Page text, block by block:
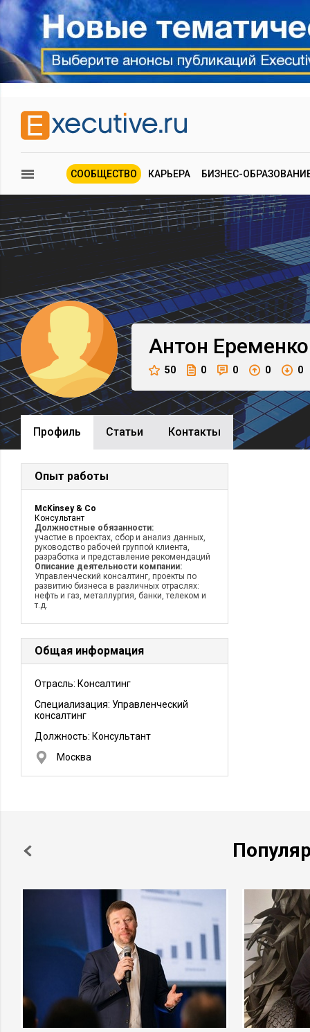
СООБЩЕСТВО КАРЬЕРА БИЗНЕС-
Антон Еременко
50 0 0 0 0
Профиль Cтатьи Контакты
Опыт работы
McKinsey & Co
Консультант
Должностные обязанности:
участие в проектах, сбор и анализ данных,
руководство рабочей группой клиента,
разработка и представление рекомендаций
Описание деятельности компании:
Управленческий консалтинг, проекты по
развитию бизнеса в различных отраслях:
нефть и газ, металлургия, банки, телеком и
т.д.
Общая информация
Отрасль: Консалтинг
Специализация: Управленческий
консалтинг
Должность: Консультант
Москва